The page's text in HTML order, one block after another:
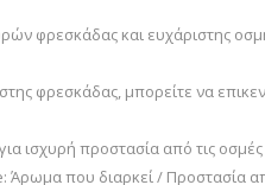
φρεσκάδας και ευχάριστης
φρεσκάδας, μπορείτε να
ισχυρή προστασία από τις
που διαρκεί / Προστασία